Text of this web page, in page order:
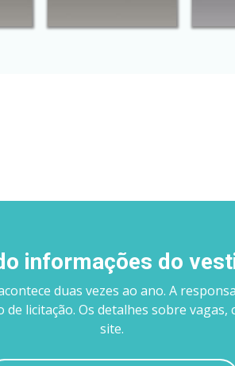
informações do
duas vezes ao ano. A
licitação. Os detalhes sobre
site.